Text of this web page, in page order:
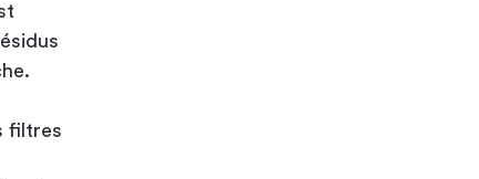
filtres